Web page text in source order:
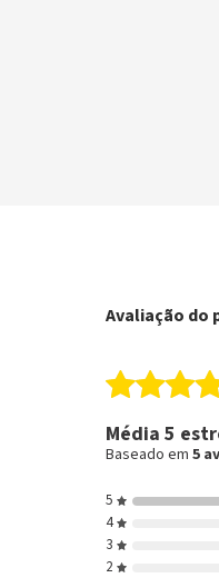
Avaliação do
Média 5
Baseado em5
5
4
3
2